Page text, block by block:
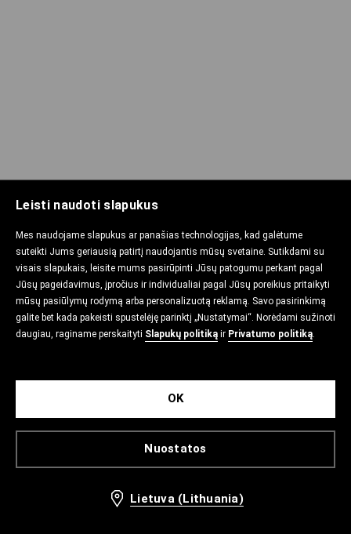
Leisti naudoti slapukus
Mes naudojame slapukus ar panašias technologijas, kad galėtume
suteikti Jums geriausią patirtį naudojantis mūsų svetaine. Sutikdami su
visais slapukais, leisite mums pasirūpinti Jūsų patogumu perkant pagal
Jūsų pageidavimus, įpročius ir individualiai pagal Jūsų poreikius pritaikyti
mūsų pasiūlymų rodymą arba personalizuotą reklamą. Savo pasirinkimą
galite bet kada pakeisti spustelėję parinktį „Nustatymai“. Norėdami sužinoti
daugiau, raginame perskaityti Slapukų politiką ir Privatumo politiką.
Nuostatos
OK
Lietuva (Lithuania)